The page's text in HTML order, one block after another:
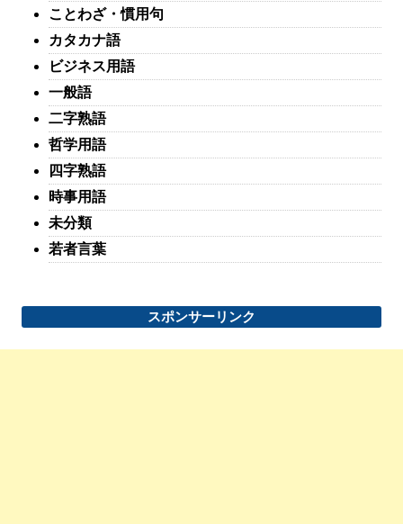
ことわざ・慣用句
カタカナ語
ビジネス用語
一般語
二字熟語
哲学用語
四字熟語
時事用語
未分類
若者言葉
スポンサーリンク